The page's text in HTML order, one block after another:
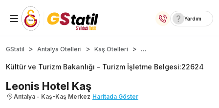
Yurt İçi Oteller
Temalı Oteller
Kıbrıs Otelleri
Yardım
GStatil Antalya Otelleri Kaş Otelleri ...
Kültür ve Turizm Bakanlığı - Turizm İşletme Belgesi:22624
Leonis Hotel Kaş
Antalya - Kaş-Kaş Merkez Haritada Göster